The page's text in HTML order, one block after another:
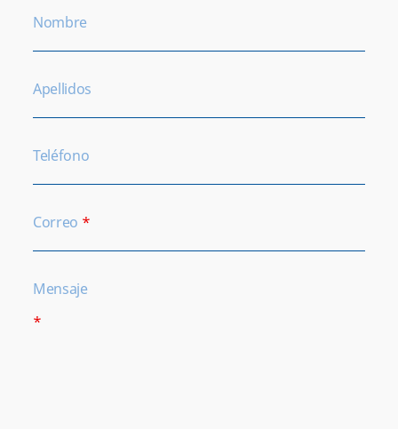
Nombre
Apellidos
Teléfono
Correo *
Mensaje
*